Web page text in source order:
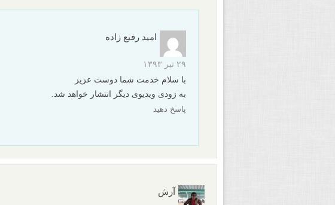
امید رفیع زاده
۲۹ تیر ۱۳۹۳
با سلام خدمت شما دوست عزیز
به زودی ویدیوی دیگر انتشار خواهد شد.
پاسخ دهید
آرش